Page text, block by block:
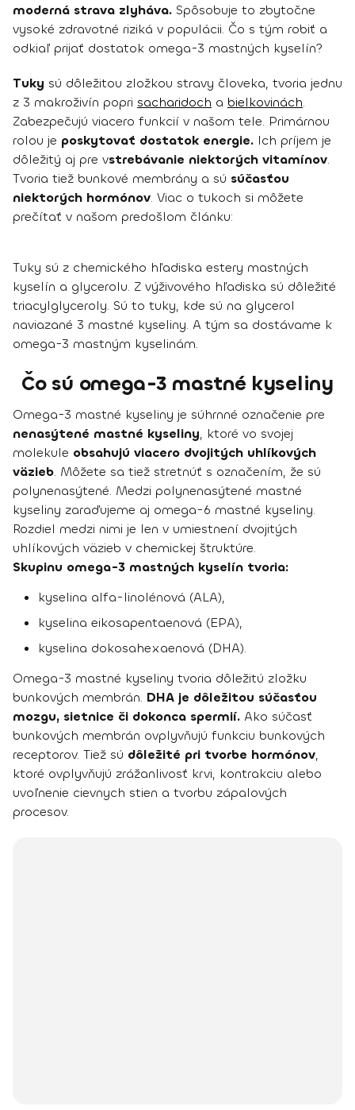
moderná strava zlyháva. Spôsobuje to zbytočne
vysoké zdravotné riziká v populácii. Čo s tým robiť a
odkiaľ prijať dostatok omega-3 mastných kyselín?
Tuky sú dôležitou zložkou stravy človeka, tvoria jednu
z 3 makroživín popri sacharidoch a bielkovinách.
Zabezpečujú viacero funkcií v našom tele. Primárnou
rolou je poskytovať dostatok energie. Ich príjem je
dôležitý aj pre vstrebávanie niektorých vitamínov.
Tvoria tiež bunkové membrány a sú súčasťou
niektorých hormónov. Viac o tukoch si môžete
prečítať v našom predošlom článku:
Tuky sú z chemického hľadiska estery mastných
kyselín a glycerolu. Z výživového hľadiska sú dôležité
triacylglyceroly. Sú to tuky, kde sú na glycerol
naviazané 3 mastné kyseliny. A tým sa dostávame k
omega-3 mastným kyselinám.
Čo sú omega-3 mastné kyseliny
Omega-3 mastné kyseliny je súhrnné označenie pre
nenasýtené mastné kyseliny, ktoré vo svojej
molekule obsahujú viacero dvojitých uhlíkových
väzieb. Môžete sa tiež stretnúť s označením, že sú
polynenasýtené. Medzi polynenasýtené mastné
kyseliny zaraďujeme aj omega-6 mastné kyseliny.
Rozdiel medzi nimi je len v umiestnení dvojitých
uhlíkových väzieb v chemickej štruktúre.
Skupinu omega-3 mastných kyselín tvoria:
kyselina alfa-linolénová (ALA),
kyselina eikosapentaenová (EPA),
kyselina dokosahexaenová (DHA).
Omega-3 mastné kyseliny tvoria dôležitú zložku
bunkových membrán. DHA je dôležitou súčasťou
mozgu, sietnice či dokonca spermií. Ako súčasť
bunkových membrán ovplyvňujú funkciu bunkových
receptorov. Tiež sú dôležité pri tvorbe hormónov,
ktoré ovplyvňujú zrážanlivosť krvi, kontrakciu alebo
uvoľnenie cievnych stien a tvorbu zápalových
procesov.